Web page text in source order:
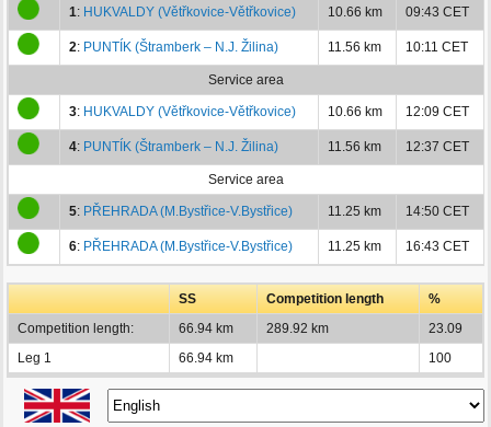
1: HUKVALDY (Větřkovice-Větřkovice) 10.66 km 09:43 CET
2: PUNTÍK (Štramberk – N.J. Žilina) 11.56 km 10:11 CET
Service area
3: HUKVALDY (Větřkovice-Větřkovice) 10.66 km 12:09 CET
4: PUNTÍK (Štramberk – N.J. Žilina) 11.56 km 12:37 CET
Service area
5: PŘEHRADA (M.Bystřice-V.Bystřice) 11.25 km 14:50 CET
6: PŘEHRADA (M.Bystřice-V.Bystřice) 11.25 km 16:43 CET
SS Competition length
%
Competition length:
66.94 km 289.92 km
23.09
Leg 1
66.94 km 100